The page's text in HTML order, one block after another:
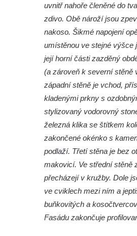
Křížová cesta Římov –
Křížová cesta Římov –
Křížová cesta Římov –
večeře Páně
Křížová cesta Římov –
Ježíše s Pannou Marií
Márnice na hřbitově v
Kaple v Horním
Kaple mezi Dolním
Třebonínem
Kaple v severní části
Márnice na hřbitově v
Kaple u kostela
uvnitř nahoře členěné do
zdivo. Obě nároží jsou
nakoso. Šikmé napojení
umístěnou ve stejné výšce
její horní části zazděný
(a zároveň k severní stěně
západní stěně je vchod,
kladenými prkny s
stylizovaný vodorovný
železná klika se štítkem
zakončené okénko s
podlaží. Třetí stěna je bez
makovicí. Ve střední stěně
přecházejí v kružby. Dole
ve cviklech mezi ním a
buňkovitých a
Fasádu zakončuje